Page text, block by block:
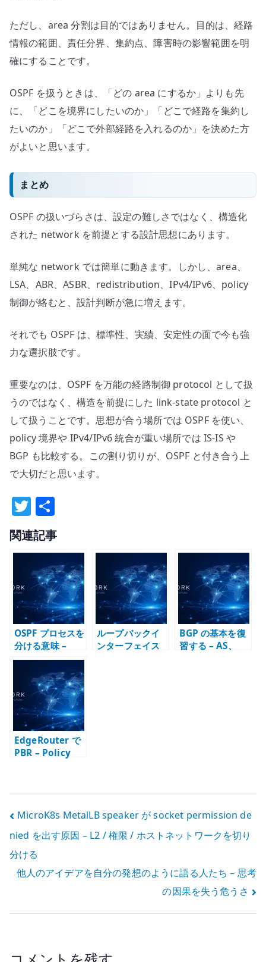
ただし、area 分割は目的ではありません。目的は、経路
情報の範囲、責任分界、集約点、障害時の影響範囲を明
確にすることです。
OSPF を扱うときは、「どの area にするか」よりも先
に、「どこを境界にしたいのか」「どこで経路を集約し
たいのか」「どこで外部経路を入れるのか」を決めた方
がよいと思います。
まとめ
OSPF の扱いづらさは、設定の難しさではなく、構造化
された network を前提とする設計思想にあります。
単純な network では簡単に動きます。しかし、area、
LSA、ABR、ASBR、redistribution、IPv4/IPv6、policy
制御が絡むと、設計判断が急に増えます。
それでも OSPF は、標準性、実績、安定性の面で今も強
力な選択肢です。
重要なのは、OSPF を万能の経路制御 protocol として扱
うのではなく、構造を前提にした link-state protocol と
して扱うことです。思想が合う場所では OSPF を使い、
policy 境界や IPv4/IPv6 統合が重い場所では IS-IS や
BGP も比較する。この割り切りが、OSPF と付き合う上
で大切だと思います。
T
w
it
te
r
有
関連記事
OSPF プロセスを
分ける意味 –
LSDB と再配送境
界で考える
ループバックイ
ンターフェイス
BGP の基本を復
習する – AS、
EdgeRouter で
PBR – Policy
投
稿
ナ
ゲ
MicroK8s MetalLB speaker が socket permission de
nied を出す原因 – L2 / 権限 / ホストネットワークを切り
分ける
他人のアイデアを自分の発想のように語る人たち – 思考
の因果を失う危うさ